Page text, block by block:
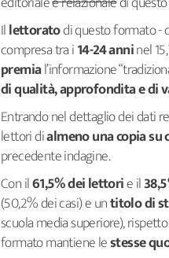
Illettoratodi questo formato -
compresa tra i14-24 anninel
premial’informazione
di qualità, approfondita e di
Entrando nel dettaglio dei dati
lettori dialmeno una copia
precedente indagine.
Con il61,5% dei lettorie il
(50,2% dei casi) e untitolo di
scuola media superiore),
formato mantiene lestesse